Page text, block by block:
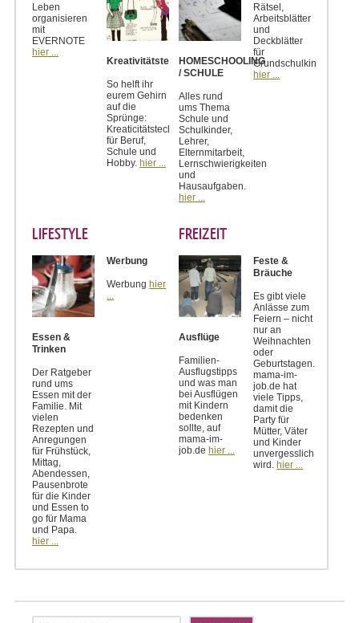
Leben
organisieren
mit
EVERNOTE
hier ...
Kreativitätstechniken
So helft ihr
eurem Gehirn
auf die
Sprünge:
Kreaticitätstechniken
für Beruf,
Schule und
Hobby.hier ...
HOMESCHOOLING
/ SCHULE
Alles rund
ums Thema
Schule und
Schulkinder,
Lehrer,
Elternmitarbeit,
Lernschwierigkeiten
und
Hausaufgaben.
hier ...
Rätsel,
Arbeitsblätter
und
Deckblätter
für
Grundschulkinder
hier ...
LIFESTYLE
Essen &
Trinken
Der Ratgeber
rund ums
Essen mit der
Familie. Mit
vielen
Rezepten und
Anregungen
für Frühstück,
Mittag,
Abendessen,
Pausenbrote
für die Kinder
und Essen to
go für Mama
und Papa.
hier ...
Werbung
Werbunghier
FREIZEIT
Ausflüge
Familien-
Ausflugstipps
und was man
bei Ausflügen
mit Kindern
bedenken
sollte, auf
mama-im-
job.de hier ...
Feste &
Bräuche
Es gibt viele
Anlässe zum
Feiern – nicht
nur an
Weihnachten
oder
Geburtstagen.
mama-im-
job.de hat
viele Tipps,
damit die
Party für
Mütter, Väter
und Kinder
unvergesslich
wird.hier ...